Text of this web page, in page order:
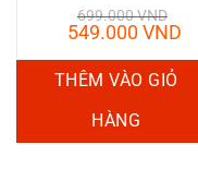
trên
trang
sản
699.000VND
Giá
là:
699.000 VND.
549.000VND
THÊM VÀO GIỎ
HÀNG